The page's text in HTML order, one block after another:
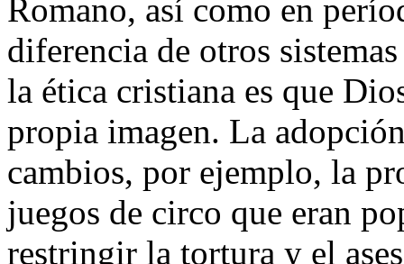
Romano, así como en
diferencia de otros
la ética cristiana es que
propia imagen. La
cambios, por ejemplo, la
juegos de circo que eran
restringir la tortura y el